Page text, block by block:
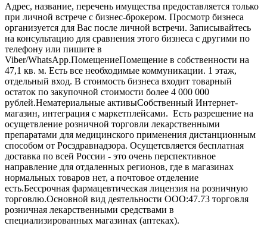
Адрес, название, перечень имущества предоставляется только
при личной встрече с бизнес-брокером. Просмотр бизнеса
организуется для Вас после личной встречи. Записывайтесь
на консультацию для сравнения этого бизнеса с другими по
телефону или пишите в
Viber/WhatsApp.ПомещениеПомещение в собственности на
47,1 кв. м. Есть все необходимые коммуникации. 1 этаж,
отдельный вход. В стоимость бизнеса входит товарный
остаток по закупочной стоимости более 4 000 000
рублей.Нематериальные активыСобственный Интернет-
магазин, интеграция с маркетплейсами. Есть разрешение на
осущетвление розничной торговли лекарственными
препаратами для медицинского применения дистанционным
способом от Росздравнадзора. Осущетсвляется бесплатная
доставка по всей России - это очень перспективное
направление для отдаленных регионов, где в магазинах
нормальных товаров нет, а почтовое отделение
есть.Бессрочная фармацевтическая лицензия на розничную
торговлю.Основной вид деятельности ООО:47.73 торговля
розничная лекарственными средствами в
специализированных магазинах (аптеках).